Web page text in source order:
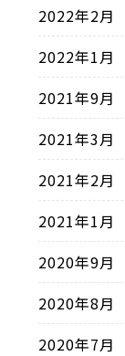
2022年2月
2022年1月
2021年9月
2021年3月
2021年2月
2021年1月
2020年9月
2020年8月
2020年7月